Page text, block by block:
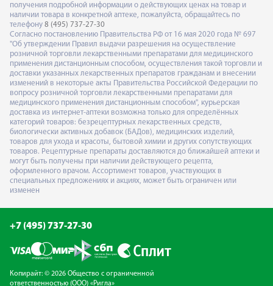
получения подробной информации о действующих ценах на товар и
наличии товара в конкретной аптеке, пожалуйста, обращайтесь по
телефону 8 (495) 737-27-30
Согласно постановлению Правительства РФ от 16 мая 2020 года № 697
"Об утверждении Правил выдачи разрешения на осуществление
розничной торговли лекарственными препаратами для медицинского
применения дистанционным способом, осуществления такой торговли и
доставки указанных лекарственных препаратов гражданам и внесении
изменений в некоторые акты Правительства Российской Федерации по
вопросу розничной торговли лекарственными препаратами для
медицинского применения дистанционным способом", курьерская
доставка из интернет-аптеки возможна только для определённых
категорий товаров: безрецептурных лекарственных средств,
биологически активных добавок (БАДов), медицинских изделий,
товаров для ухода и красоты, бытовой химии и других сопутствующих
товаров. Рецептурные препараты доставляются до ближайшей аптеки и
могут быть получены при наличии действующего рецепта,
оформленного врачом. Ассортимент товаров, участвующих в
специальных предложениях и акциях, может быть ограничен или
изменен
+7 (495) 737-27-30
Копирайт: © 2026 Общество с ограниченной
ответственностью (ООО) «Ригла»